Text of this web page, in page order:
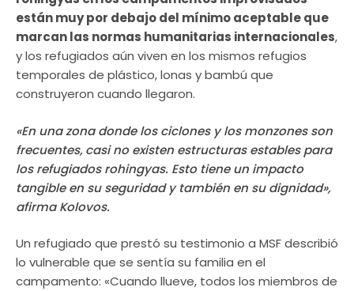
están muy por debajo del mínimo aceptable que
marcan las normas humanitarias internacionales,
y los refugiados aún viven en los mismos refugios
temporales de plástico, lonas y bambú que
construyeron cuando llegaron.
«En una zona donde los ciclones y los monzones son
frecuentes, casi no existen estructuras estables para
los refugiados rohingyas. Esto tiene un impacto
tangible en su seguridad y también en su dignidad»,
afirma Kolovos.
Un refugiado que prestó su testimonio a MSF describió
lo vulnerable que se sentía su familia en el
campamento: «Cuando llueve, todos los miembros de